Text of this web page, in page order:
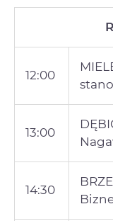
12:00
13:00
14:30